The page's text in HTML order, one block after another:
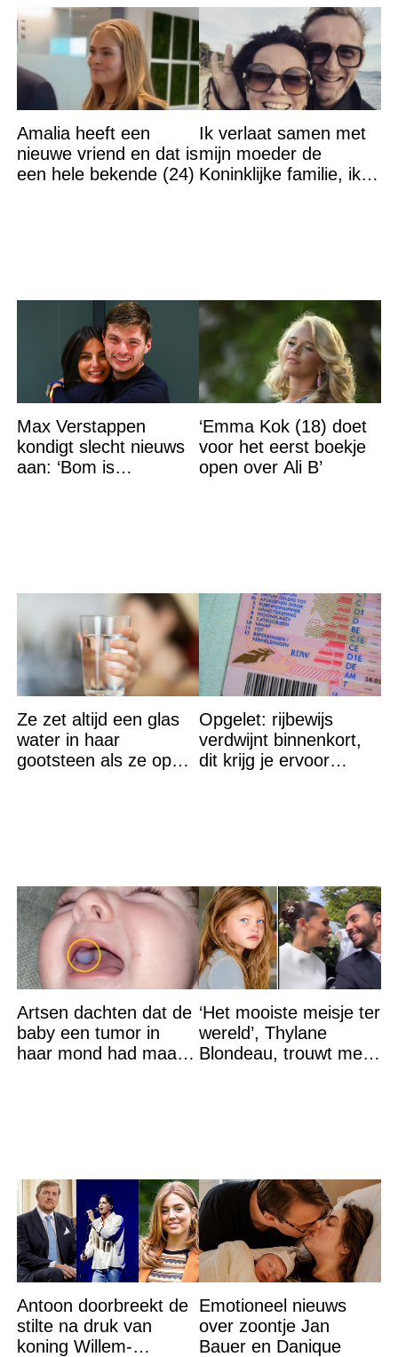
Amalia heeft een
nieuwe vriend en dat is
een hele bekende (24)
Ik verlaat samen met
mijn moeder de
Koninklijke familie, ik
Max Verstappen
kondigt slecht nieuws
aan: ‘Bom is
‘Emma Kok (18) doet
voor het eerst boekje
open over Ali B’
Ze zet altijd een glas
water in haar
gootsteen als ze op
Opgelet: rijbewijs
verdwijnt binnenkort,
dit krijg je ervoor
Artsen dachten dat de
baby een tumor in
haar mond had maar
‘Het mooiste meisje ter
wereld’, Thylane
Blondeau, trouwt met
Antoon doorbreekt de
stilte na druk van
koning Willem-
Emotioneel nieuws
over zoontje Jan
Bauer en Danique